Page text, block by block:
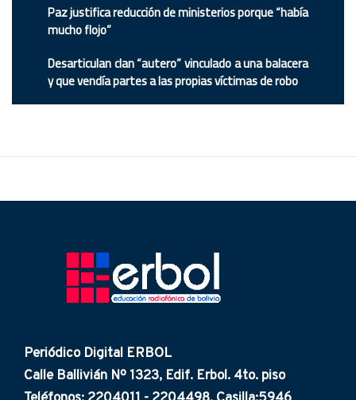
Paz justifica reducción de ministerios porque “había
mucho flojo”
Desarticulan clan “autero” vinculado a una balacera
y que vendía partes a las propias víctimas de robo
Periódico Digital ERBOL
Calle Ballivián Nº 1323, Edif. Erbol. 4to. piso